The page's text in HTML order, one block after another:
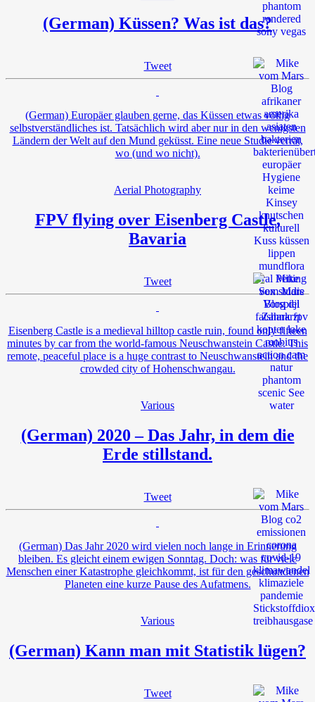
(German) Küssen? Was ist das?
Tweet
(German) Europäer glauben gerne, das Küssen etwas völlig
selbstverständliches ist. Tatsächlich wird aber nur in den wenigsten
Ländern der Welt auf den Mund geküsst. Eine neue Studie verrät,
wo (und wo nicht).
Aerial Photography
FPV flying over Eisenberg Castle,
Bavaria
Tweet
Eisenberg Castle is a medieval hilltop castle ruin, found only fifteen
minutes by car from the world-famous Neuschwanstein Castle. This
remote, peaceful place is a huge contrast to Neuschwanstein and the
crowded city of Hohenschwangau.
Various
(German) 2020 – Das Jahr, in dem die
Erde stillstand.
Tweet
(German) Das Jahr 2020 wird vielen noch lange in Erinnerung
bleiben. Es gleicht einem ewigen Sonntag. Doch: was für viele
Menschen einer Katastrophe gleichkommt, ist für den geschundenen
Planeten eine kurze Pause des Aufatmens.
Various
(German) Kann man mit Statistik lügen?
Tweet